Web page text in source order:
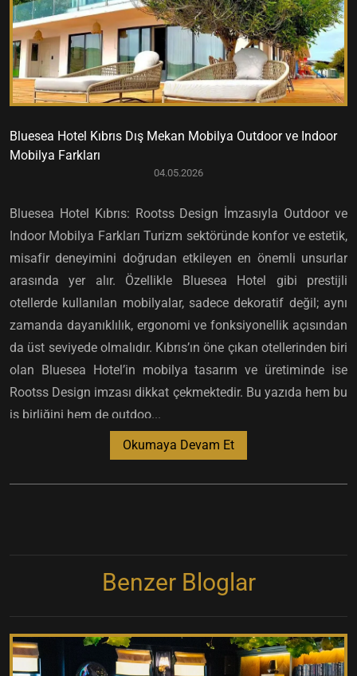
Bluesea Hotel Kıbrıs Dış Mekan Mobilya Outdoor ve Indoor
Mobilya Farkları
04.05.2026
Bluesea Hotel Kıbrıs: Rootss Design İmzasıyla Outdoor ve
Indoor Mobilya Farkları Turizm sektöründe konfor ve estetik,
misafir deneyimini doğrudan etkileyen en önemli unsurlar
arasında yer alır. Özellikle Bluesea Hotel gibi prestijli
otellerde kullanılan mobilyalar, sadece dekoratif değil; aynı
zamanda dayanıklılık, ergonomi ve fonksiyonellik açısından
da üst seviyede olmalıdır. Kıbrıs’ın öne çıkan otellerinden biri
olan Bluesea Hotel’in mobilya tasarım ve üretiminde ise
Rootss Design imzası dikkat çekmektedir. Bu yazıda hem bu
iş birliğini hem de outdoo...
Okumaya Devam Et
Benzer Bloglar